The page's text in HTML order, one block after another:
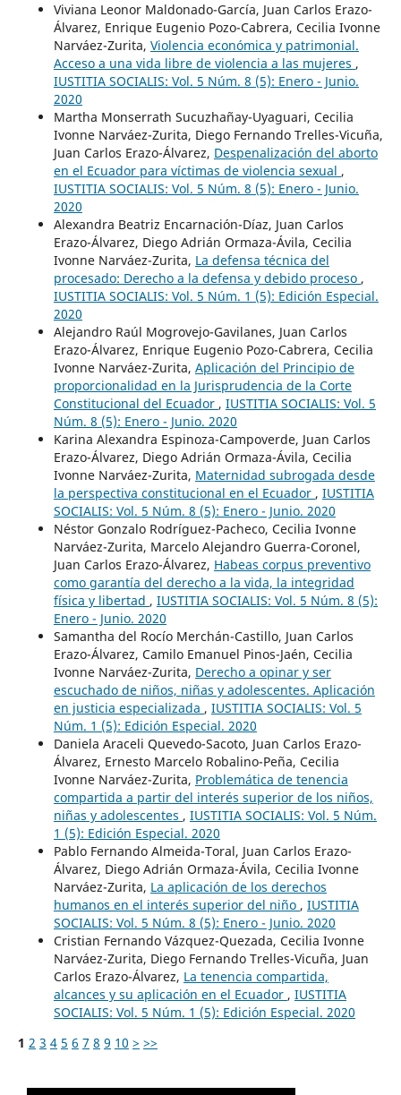
Viviana Leonor Maldonado-García, Juan Carlos Erazo-
Álvarez, Enrique Eugenio Pozo-Cabrera, Cecilia Ivonne
Narváez-Zurita, Violencia económica y patrimonial.
Acceso a una vida libre de violencia a las mujeres ,
IUSTITIA SOCIALIS: Vol. 5 Núm. 8 (5): Enero - Junio.
2020
Martha Monserrath Sucuzhañay-Uyaguari, Cecilia
Ivonne Narváez-Zurita, Diego Fernando Trelles-Vicuña,
Juan Carlos Erazo-Álvarez, Despenalización del aborto
en el Ecuador para víctimas de violencia sexual ,
IUSTITIA SOCIALIS: Vol. 5 Núm. 8 (5): Enero - Junio.
2020
Alexandra Beatriz Encarnación-Díaz, Juan Carlos
Erazo-Álvarez, Diego Adrián Ormaza-Ávila, Cecilia
Ivonne Narváez-Zurita, La defensa técnica del
procesado: Derecho a la defensa y debido proceso ,
IUSTITIA SOCIALIS: Vol. 5 Núm. 1 (5): Edición Especial.
2020
Alejandro Raúl Mogrovejo-Gavilanes, Juan Carlos
Erazo-Álvarez, Enrique Eugenio Pozo-Cabrera, Cecilia
Ivonne Narváez-Zurita, Aplicación del Principio de
proporcionalidad en la Jurisprudencia de la Corte
Constitucional del Ecuador , IUSTITIA SOCIALIS: Vol. 5
Núm. 8 (5): Enero - Junio. 2020
Karina Alexandra Espinoza-Campoverde, Juan Carlos
Erazo-Álvarez, Diego Adrián Ormaza-Ávila, Cecilia
Ivonne Narváez-Zurita, Maternidad subrogada desde
la perspectiva constitucional en el Ecuador , IUSTITIA
SOCIALIS: Vol. 5 Núm. 8 (5): Enero - Junio. 2020
Néstor Gonzalo Rodríguez-Pacheco, Cecilia Ivonne
Narváez-Zurita, Marcelo Alejandro Guerra-Coronel,
Juan Carlos Erazo-Álvarez, Habeas corpus preventivo
como garantía del derecho a la vida, la integridad
física y libertad , IUSTITIA SOCIALIS: Vol. 5 Núm. 8 (5):
Enero - Junio. 2020
Samantha del Rocío Merchán-Castillo, Juan Carlos
Erazo-Álvarez, Camilo Emanuel Pinos-Jaén, Cecilia
Ivonne Narváez-Zurita, Derecho a opinar y ser
escuchado de niños, niñas y adolescentes. Aplicación
en justicia especializada , IUSTITIA SOCIALIS: Vol. 5
Núm. 1 (5): Edición Especial. 2020
Daniela Araceli Quevedo-Sacoto, Juan Carlos Erazo-
Álvarez, Ernesto Marcelo Robalino-Peña, Cecilia
Ivonne Narváez-Zurita, Problemática de tenencia
compartida a partir del interés superior de los niños,
niñas y adolescentes , IUSTITIA SOCIALIS: Vol. 5 Núm.
1 (5): Edición Especial. 2020
Pablo Fernando Almeida-Toral, Juan Carlos Erazo-
Álvarez, Diego Adrián Ormaza-Ávila, Cecilia Ivonne
Narváez-Zurita, La aplicación de los derechos
humanos en el interés superior del niño , IUSTITIA
SOCIALIS: Vol. 5 Núm. 8 (5): Enero - Junio. 2020
Cristian Fernando Vázquez-Quezada, Cecilia Ivonne
Narváez-Zurita, Diego Fernando Trelles-Vicuña, Juan
Carlos Erazo-Álvarez, La tenencia compartida,
alcances y su aplicación en el Ecuador , IUSTITIA
SOCIALIS: Vol. 5 Núm. 1 (5): Edición Especial. 2020
1 2 3 4 5 6 7 8 9 10 > >>